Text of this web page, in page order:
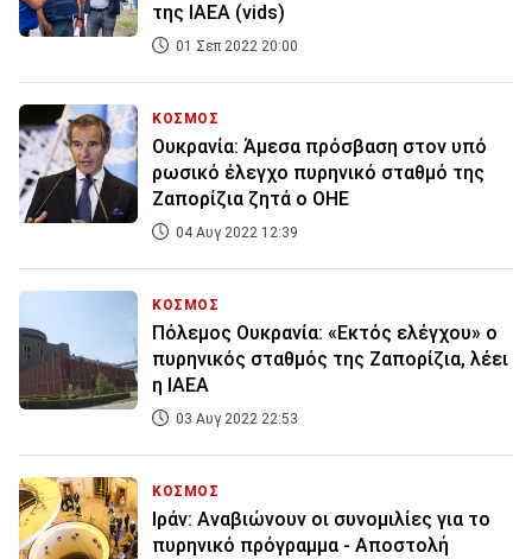
της ΙΑΕΑ (vids)
01 Σεπ 2022 20:00
ΚΟΣΜΟΣ
Ουκρανία: Άμεσα πρόσβαση στον υπό
ρωσικό έλεγχο πυρηνικό σταθμό της
Ζαπορίζια ζητά ο ΟΗΕ
04 Αυγ 2022 12:39
ΚΟΣΜΟΣ
Πόλεμος Ουκρανία: «Εκτός ελέγχου» ο
πυρηνικός σταθμός της Ζαπορίζια, λέει
η ΙΑΕΑ
03 Αυγ 2022 22:53
ΚΟΣΜΟΣ
Ιράν: Αναβιώνουν οι συνομιλίες για το
πυρηνικό πρόγραμμα - Αποστολή